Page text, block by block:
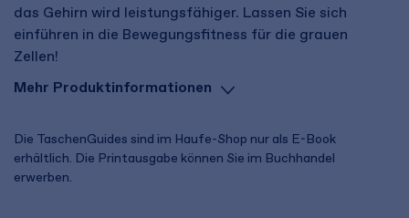
das Gehirn wird leistungsfähiger. Lassen Sie sich
einführen in die Bewegungsfitness für die grauen
Zellen!
Mehr Produktinformationen
Die TaschenGuides sind im Haufe-Shop nur als E-Book
erhältlich. Die Printausgabe können Sie im Buchhandel
erwerben.